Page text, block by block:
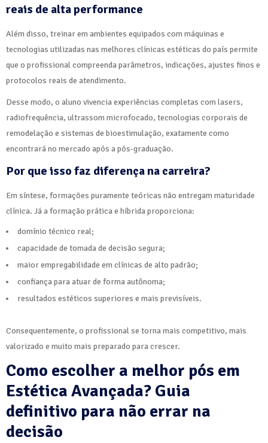
reais de alta performance
Além disso, treinar em ambientes equipados com máquinas e
tecnologias utilizadas nas melhores clínicas estéticas do país permite
que o profissional compreenda parâmetros, indicações, ajustes finos e
protocolos reais de atendimento.
Desse modo, o aluno vivencia experiências completas com lasers,
radiofrequência, ultrassom microfocado, tecnologias corporais de
remodelação e sistemas de bioestimulação, exatamente como
encontrará no mercado após a pós-graduação.
Por que isso faz diferença na carreira?
Em síntese, formações puramente teóricas não entregam maturidade
clínica. Já a formação prática e híbrida proporciona:
domínio técnico real;
capacidade de tomada de decisão segura;
maior empregabilidade em clínicas de alto padrão;
confiança para atuar de forma autônoma;
resultados estéticos superiores e mais previsíveis.
Consequentemente, o profissional se torna mais competitivo, mais
valorizado e muito mais preparado para crescer.
Como escolher a melhor pós em
Estética Avançada? Guia
definitivo para não errar na
decisão